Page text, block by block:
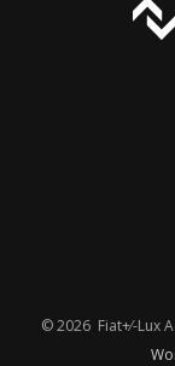
© 2026 Fiat+⁄-Lux